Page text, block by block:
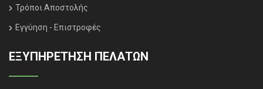
Τρόποι Αποστολής
Εγγύηση - Επιστροφές
ΕΞΥΠΗΡΈΤΗΣΗ ΠΕΛΑΤΏΝ